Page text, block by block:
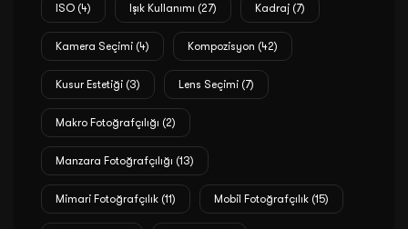
ISO (4) Işık Kullanımı (27) Kadraj (7)
Kamera Seçimi (4) Kompozisyon (42)
Kusur Estetiği (3) Lens Seçimi (7)
Makro Fotoğrafçılığı (2)
Manzara Fotoğrafçılığı (13)
Mimari Fotoğrafçılık (11) Mobil Fotoğrafçılık (15)